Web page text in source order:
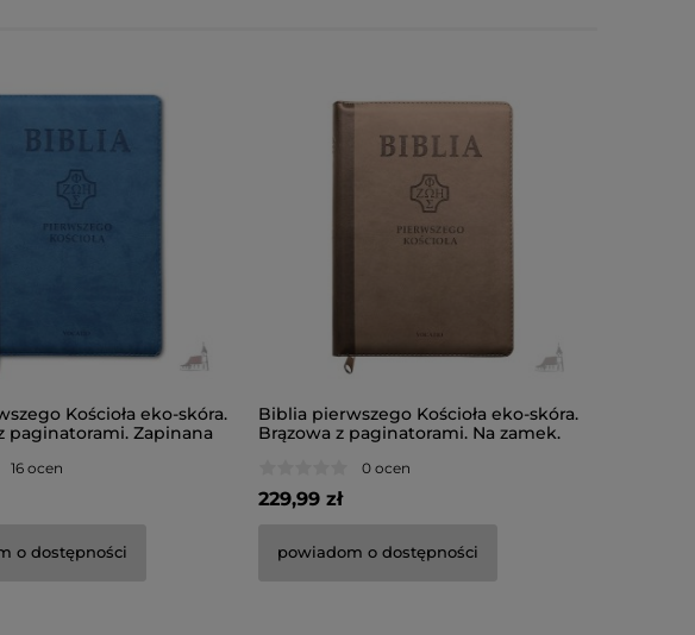
Kościoła eko-skóra.
paginatorami. Zapinana
16 ocen
o dostępności
Biblia pierwszego Kościoła eko-skóra.
Brązowa z paginatorami. Na zamek.
0 ocen
229,99 zł
powiadom o dostępności